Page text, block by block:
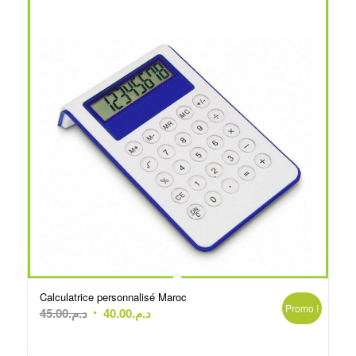
Calculatrice personnalisé Maroc
د.م.45.00
Le
د.م.40.00
Le
Promo !